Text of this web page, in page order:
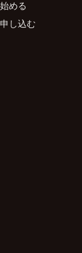
める
し込む